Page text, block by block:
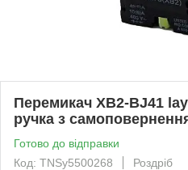
Перемикач XB2-BJ41
ручка з
Готово до відправки
Код: TNSy5500268
Роздріб